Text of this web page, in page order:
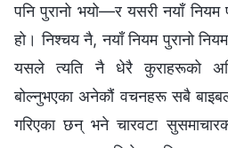
पनि पुरानो भयो—र यसरी नयाँ नियम
हो। निश्चय नै, नयाँ नियम पुरानो
यसले त्यति नै धेरै कुराहरूको
बोल्नुभएका अनेकौं वचनहरू सबै
गरिएका छन् भने चारवटा